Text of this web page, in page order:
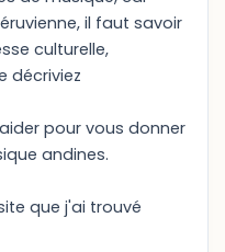
il faut savoir
culturelle,
décriviez
pour vous donner
andines.
que j'ai trouvé